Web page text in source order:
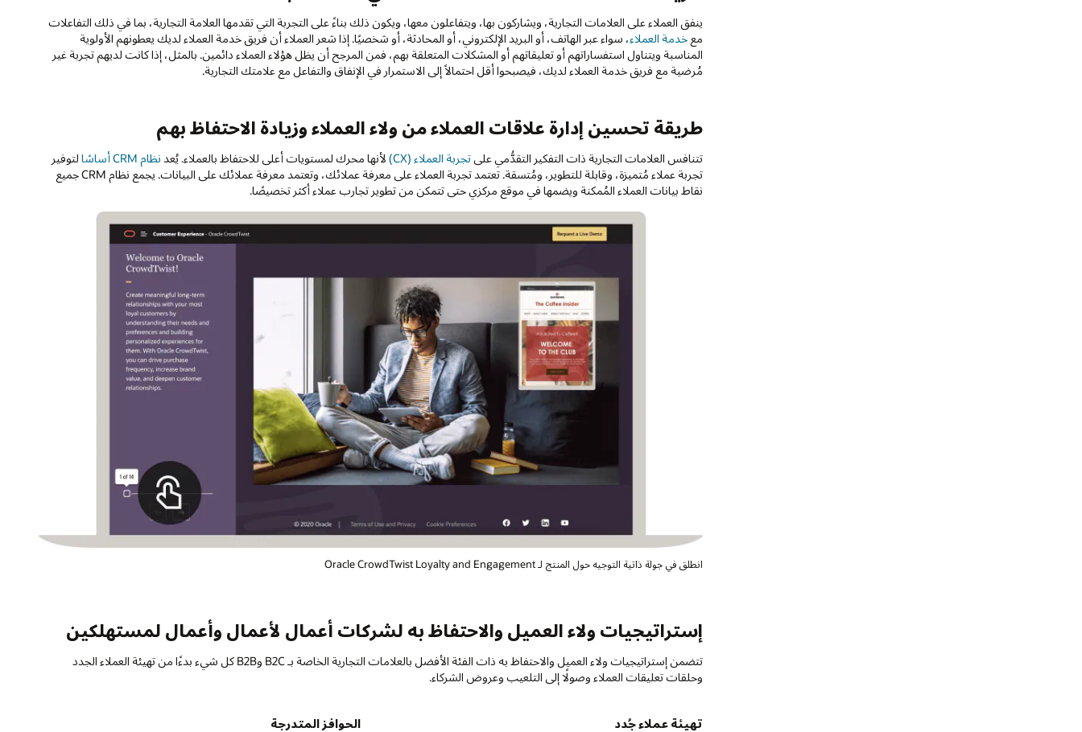
ينفق العملاء على العلامات التجارية، ويشاركون بها، ويتفاعلون معها، ويكون ذلك بناءً على التجربة التي تقدمها العلامة التجارية، بما في ذلك التفاعلات
معخدمة العملاء، سواء عبر الهاتف، أو البريد الإلكتروني، أو المحادثة، أو شخصيًا. إذا شعر العملاء أن فريق خدمة العملاء لديك يعطونهم الأولوية
المناسبة ويتناول استفساراتهم أو تعليقاتهم أو المشكلات المتعلقة بهم، فمن المرجح أن يظل هؤلاء العملاء دائمين. بالمثل، إذا كانت لديهم تجربة غير
مُرضية مع فريق خدمة العملاء لديك، فيصبحوا أقل احتمالاً إلى الاستمرار في الإنفاق والتفاعل مع علامتك التجارية.
طريقة تحسين إدارة علاقات العملاء من ولاء العملاء وزيادة الاحتفاظ بهم
تتنافس العلامات التجارية ذات التفكير التقدُّمي علىتجربة العملاء (CX) لأنها محرك لمستويات أعلى للاحتفاظ بالعملاء. يُعد نظام CRM أساسًا
لتوفير
تجربة عملاء مُتميزة، وقابلة للتطوير، ومُتسقة. تعتمد تجربة العملاء على معرفة عملائك، وتعتمد معرفة عملائك على البيانات. يجمع نظام CRM جميع
نقاط بيانات العملاء المُمكنة ويضمها في موقع مركزي حتى تتمكن من تطوير تجارب عملاء أكثر تخصيصًا.
انطلق في جولة ذاتية التوجيه حول المنتج لـ Oracle CrowdTwist Loyalty and Engagement
إستراتيجيات ولاء العميل والاحتفاظ به لشركات أعمال لأعمال وأعمال لمستهلكين
تتضمن إستراتيجيات ولاء العميل والاحتفاظ به ذات الفئة الأفضل بالعلامات التجارية الخاصة بـ B2C وB2B كل شيء بدءًا من تهيئة العملاء الجدد
وحلقات تعليقات العملاء وصولًا إلى التلعيب وعروض الشركاء.
تهيئة عملاء جُدد
الحوافز المتدرجة